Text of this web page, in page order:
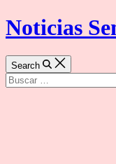
Noticias
Search
Buscar: